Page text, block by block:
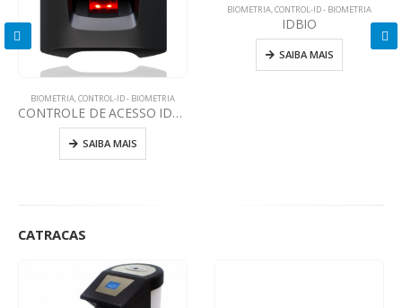
BIOMETRIA,CONTROL-ID - BIOMETRIA
CONTROLE DE ACESSO IDFIT
SAIBA MAIS
BIOMETRIA,CONTROL-ID - BIOMETRIA
IDBIO
SAIBA MAIS
CATRACAS